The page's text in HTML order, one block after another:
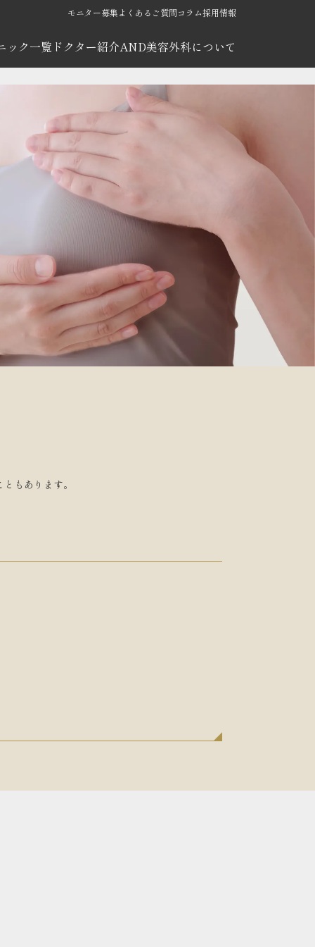
モニター募集よくあるご質問コラム採用情報
ック一覧 ドクター紹介AND美容外科について
もあります。